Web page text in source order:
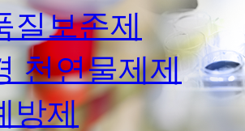
질보존제
천연물제제
방제